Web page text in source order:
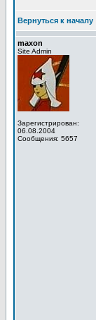
Вернуться к началу
maxon
Site Admin
Зарегистрирован:
06.08.2004
Сообщения: 5657